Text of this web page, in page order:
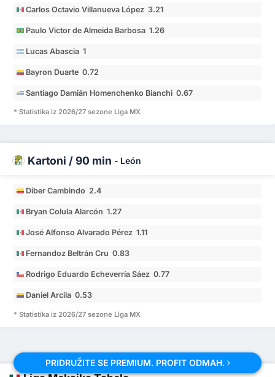
Carlos Octavio Villanueva López 3.21
Paulo Victor de Almeida Barbosa 1.26
Lucas Abascia 1
Bayron Duarte 0.72
Santiago Damián Homenchenko Bianchi 0.67
* Statistika iz 2026/27 sezone Liga MX
Kartoni / 90 min - León
Diber Cambindo 2.4
Bryan Colula Alarcón 1.27
José Alfonso Alvarado Pérez 1.11
Fernandoz Beltrán Cru 0.83
Rodrigo Eduardo Echeverría Sáez 0.77
Daniel Arcila 0.53
* Statistika iz 2026/27 sezone Liga MX
PRIDRUŽITE SE PREMIUM. PROFIT ODMAH.